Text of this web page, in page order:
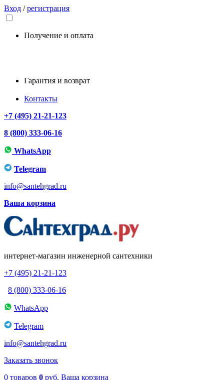
Вход /регистрация
Получение и оплата
Гарантия и возврат
Контакты
+7 (495) 21-21-123
8 (800) 333-06-16
WhatsApp
Telegram
info@santehgrad.ru
Ваша корзина
интернет-магазин инженерной сантехники
+7 (495) 21-21-123
8 (800) 333-06-16
WhatsApp
Telegram
info@santehgrad.ru
Заказать звонок
0 товаров 0 руб. Ваша корзина